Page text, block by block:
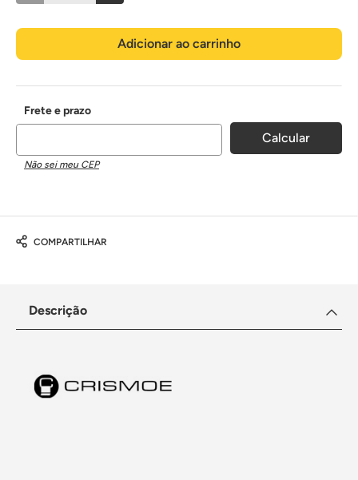
Adicionar ao carrinho
Não sei meu CEP
COMPARTILHAR
Descrição